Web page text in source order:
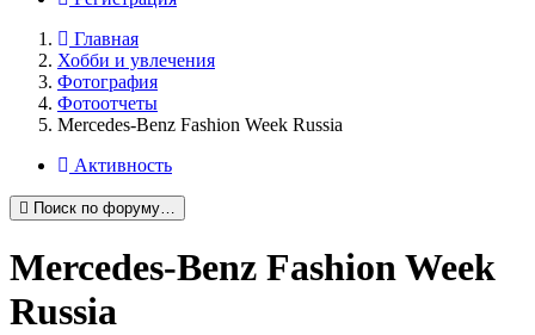
Главная
Хобби и увлечения
Фотография
Фотоотчеты
Mercedes-Benz Fashion Week Russia
Активность
Поиск по форуму…
Mercedes-Benz Fashion Week
Russia